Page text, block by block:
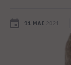
11 MAI 2021